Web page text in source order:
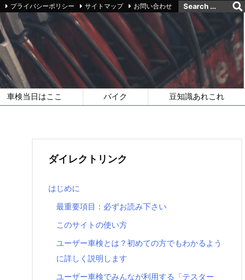
車検当日はここ バイク 豆知識あれこれ
プライバシーポリシー サイトマップ お問い合わせ
ダイレクトリンク
はじめに
最重要項目：必ずお読み下さい
このサイトの使い方
ユーザー車検とは？初めての方でもわかるよう
に詳しく説明します
ユーザー車検でみんなが利用する「テスター